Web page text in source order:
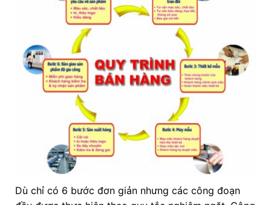
Dù chỉ có 6 bước đơn giản nhưng các công đoạn